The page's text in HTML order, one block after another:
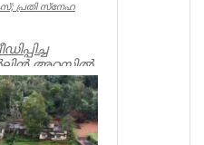
പ്രതി സ്നേഹ
അറസ്റ്റിൽ.